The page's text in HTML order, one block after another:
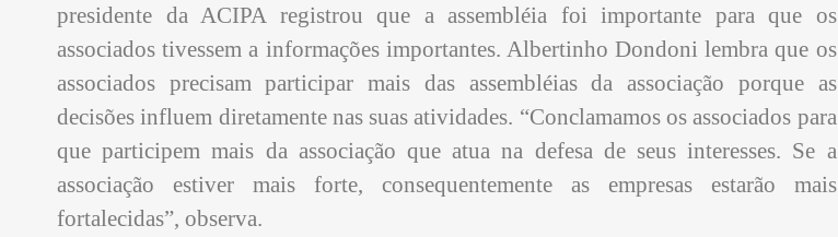
presidente da ACIPA registrou que a assembléia foi importante para que os
associados tivessem a informações importantes. Albertinho Dondoni lembra que os
associados precisam participar mais das assembléias da associação porque as
decisões influem diretamente nas suas atividades. “Conclamamos os associados para
que participem mais da associação que atua na defesa de seus interesses. Se a
associação estiver mais forte, consequentemente as empresas estarão mais
fortalecidas”, observa.